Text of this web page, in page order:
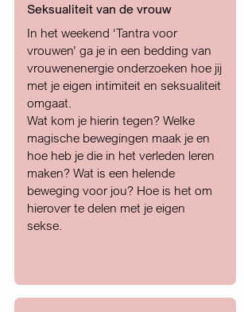
Seksualiteit van de vrouw
In het weekend ‘Tantra voor
vrouwen’ ga je in een bedding van
vrouwenenergie onderzoeken hoe jij
met je eigen intimiteit en seksualiteit
omgaat.
Wat kom je hierin tegen? Welke
magische bewegingen maak je en
hoe heb je die in het verleden leren
maken? Wat is een helende
beweging voor jou? Hoe is het om
hierover te delen met je eigen
sekse.